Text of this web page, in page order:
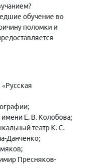
обучение во
поломки и
Е. В. Колобова;
театр К. С.
Данченко;
Пресняков-